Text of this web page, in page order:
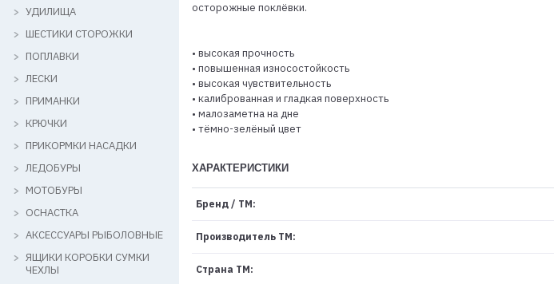
УДИЛИЩА
ШЕСТИКИ СТОРОЖКИ
ПОПЛАВКИ
ЛЕСКИ
ПРИМАНКИ
КРЮЧКИ
ПРИКОРМКИ НАСАДКИ
ЛЕДОБУРЫ
МОТОБУРЫ
ОСНАСТКА
АКСЕССУАРЫ РЫБОЛОВНЫЕ
ЯЩИКИ КОРОБКИ СУМКИ
ЧЕХЛЫ
осторожные поклёвки.
• высокая прочность
• повышенная износостойкость
• высокая чувствительность
• калиброванная и гладкая поверхность
• малозаметна на дне
• тёмно-зелёный цвет
ХАРАКТЕРИСТИКИ
Бренд / ТМ:
Производитель ТМ:
Страна ТМ: